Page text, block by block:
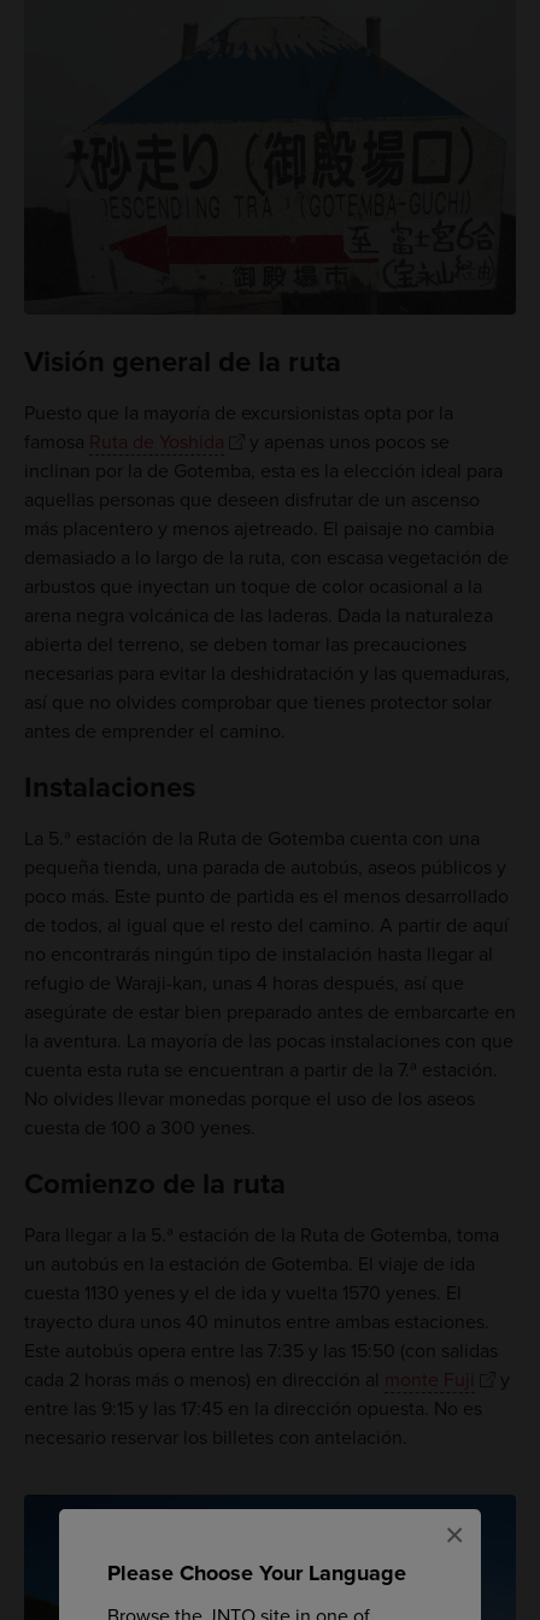
Please Choose Your Language
×
Visión general de la ruta
Puesto que la mayoría de excursionistas opta por la
famosa Ruta de Yoshida
y apenas unos pocos se
inclinan por la de Gotemba, esta es la elección ideal para
aquellas personas que deseen disfrutar de un ascenso
más placentero y menos ajetreado. El paisaje no cambia
demasiado a lo largo de la ruta, con escasa vegetación de
arbustos que inyectan un toque de color ocasional a la
arena negra volcánica de las laderas. Dada la naturaleza
abierta del terreno, se deben tomar las precauciones
necesarias para evitar la deshidratación y las quemaduras,
así que no olvides comprobar que tienes protector solar
antes de emprender el camino.
Instalaciones
La 5.ª estación de la Ruta de Gotemba cuenta con una
pequeña tienda, una parada de autobús, aseos públicos y
poco más. Este punto de partida es el menos desarrollado
de todos, al igual que el resto del camino. A partir de aquí
no encontrarás ningún tipo de instalación hasta llegar al
refugio de Waraji-kan, unas 4 horas después, así que
asegúrate de estar bien preparado antes de embarcarte en
la aventura. La mayoría de las pocas instalaciones con que
cuenta esta ruta se encuentran a partir de la 7.ª estación.
No olvides llevar monedas porque el uso de los aseos
cuesta de 100 a 300 yenes.
Comienzo de la ruta
Para llegar a la 5.ª estación de la Ruta de Gotemba, toma
un autobús en la estación de Gotemba. El viaje de ida
cuesta 1130 yenes y el de ida y vuelta 1570 yenes. El
trayecto dura unos 40 minutos entre ambas estaciones.
Este autobús opera entre las 7:35 y las 15:50 (con salidas
cada 2 horas más o menos) en dirección al
monte Fuji
y
entre las 9:15 y las 17:45 en la dirección opuesta. No es
necesario reservar los billetes con antelación.